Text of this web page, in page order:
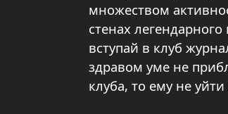
множеством
стенах
вступай в клуб
здравом уме не
клуба, то ему не